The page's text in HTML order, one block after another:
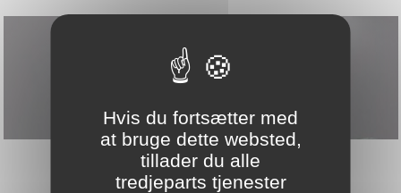
Badeværelsespejle
Hvis du fortsætter med
at bruge dette websted,
tillader du alle
tredjeparts tjenester